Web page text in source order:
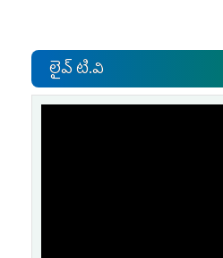
లైవ్ టి.వి